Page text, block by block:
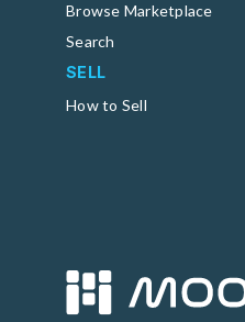
Browse Marketplace
Search
SELL
How to Sell